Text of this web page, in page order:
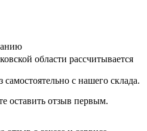
области рассчитывается
с нашего склада.
оставить отзыв первым.